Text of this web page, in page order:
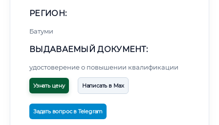
РЕГИОН:
Батуми
ВЫДАВАЕМЫЙ ДОКУМЕНТ:
удостоверение о повышении квалификации
Узнать цену Написать в Max
Задать вопрос в Telegram